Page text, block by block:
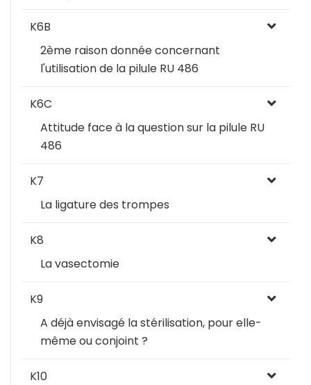
K6B
2ème raison donnée concernant
l'utilisation de la pilule RU 486
K6C
Attitude face à la question sur la pilule RU
486
K7
La ligature des trompes
K8
La vasectomie
K9
A déjà envisagé la stérilisation, pour elle-
même ou conjoint ?
K10